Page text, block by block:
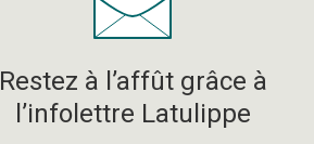
Restez à l’affût grâce à
l’infolettre Latulippe